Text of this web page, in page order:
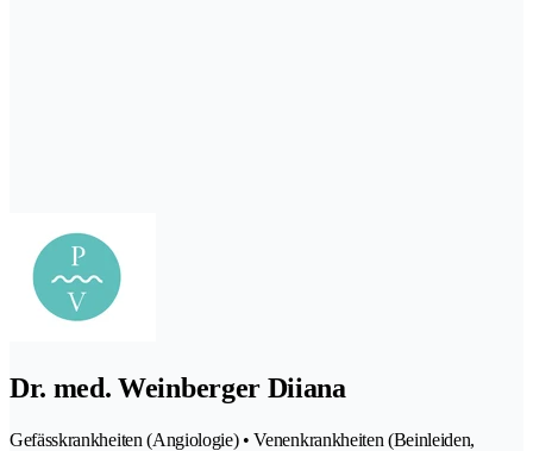
Dr. med. Weinberger Diiana
Gefässkrankheiten (Angiologie) • Venenkrankheiten (Beinleiden,